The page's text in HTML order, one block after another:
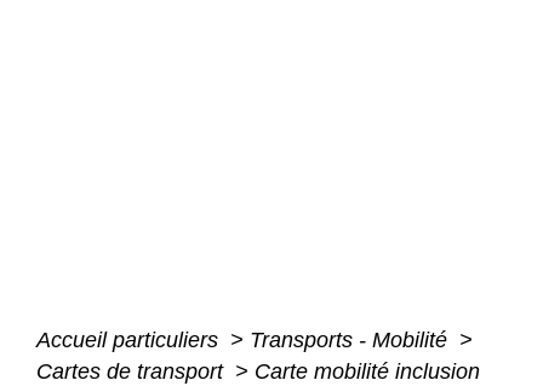
Accueil particuliers > Transports - Mobilité >
Cartes de transport > Carte mobilité inclusion